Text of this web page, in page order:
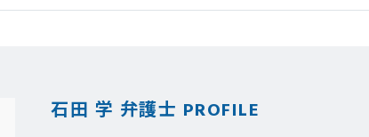
石田 学 弁護士 PROFILE